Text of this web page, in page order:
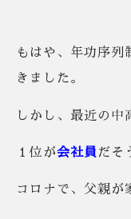
もはや、年功序列
きました。
しかし、最近の中
１位が会社員 だそ
コロナで、父親が